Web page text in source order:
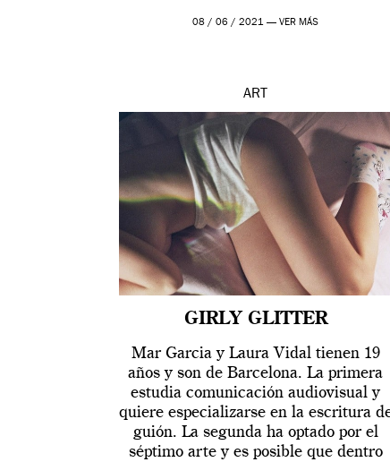
08 / 06 / 2021 —VER MÁS
ART
GIRLY GLITTER
Mar Garcia y Laura Vidal tienen 19
años y son de Barcelona. La primera
estudia comunicación audiovisual y
quiere especializarse en la escritura
guión. La segunda ha optado por el
séptimo arte y es posible que dentro